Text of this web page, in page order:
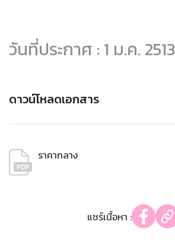
วันที่ประกาศ : 1 ม.ค. 2513
ดาวน์โหลดเอกสาร
ราคากลาง
แชร์เนื้อหา :